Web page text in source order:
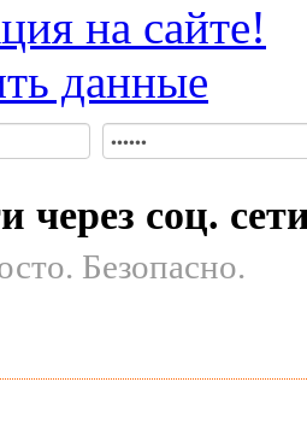
на сайте!
данные
через соц.
Безопасно.